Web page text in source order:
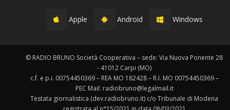
Apple Android Windows
© RADIO BRUNO Società Cooperativa – sede: Via Nuova Ponente 28
- 41012 Carpi (MO)
c.f. e p.i. 00754450369 – REA MO 182428 – R.I. MO 00754450369 –
PEC Mail: radiobruno@legalmail.it
Testata giornalistica (dev.radiobruno.it) c/o Tribunale di Modena